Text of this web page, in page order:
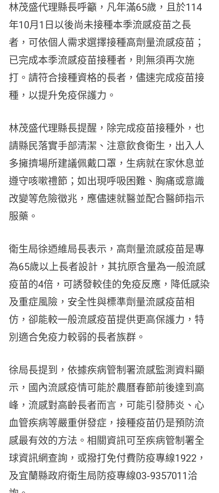
林茂盛代理縣長呼籲，凡年滿65歲，且於114
年10月1日以後尚未接種本季流感疫苗之長
者，可依個人需求選擇接種高劑量流感疫苗；
已完成本季流感疫苗接種者，則無須再次施
打。請符合接種資格的長者，儘速完成疫苗接
種，以提升免疫保護力。
林茂盛代理縣長提醒，除完成疫苗接種外，也
請縣民落實手部清潔、注意飲食衛生，出入人
多擁擠場所建議佩戴口罩，生病就在家休息並
遵守咳嗽禮節；如出現呼吸困難、胸痛或意識
改變等危險徵兆，應儘速就醫並配合醫師指示
服藥。
衛生局徐迺維局長表示，高劑量流感疫苗是專
為65歲以上長者設計，其抗原含量為一般流感
疫苗的4倍，可誘發較佳的免疫反應，降低感染
及重症風險，安全性與標準劑量流感疫苗相
仿，卻能較一般流感疫苗提供更高保護力，特
別適合免疫力較弱的長者族群。
徐局長提到，依據疾病管制署流感監測資料顯
示，國內流感疫情可能於農曆春節前後達到高
峰，流感對高齡長者而言，可能引發肺炎、心
血管疾病等嚴重併發症，接種疫苗仍是預防流
感最有效的方法。 相關資訊可至疾病管制署全
球資訊網查詢，或撥打免付費防疫專線1922，
及宜蘭縣政府衛生局防疫專線03-9357011洽